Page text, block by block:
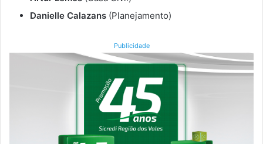
Danielle Calazans (Planejamento)
Publicidade